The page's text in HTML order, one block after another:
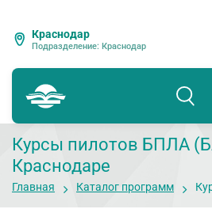
Краснодар
Подразделение: Краснодар
Курсы пилотов БПЛА
Краснодаре
Главная Каталог программ